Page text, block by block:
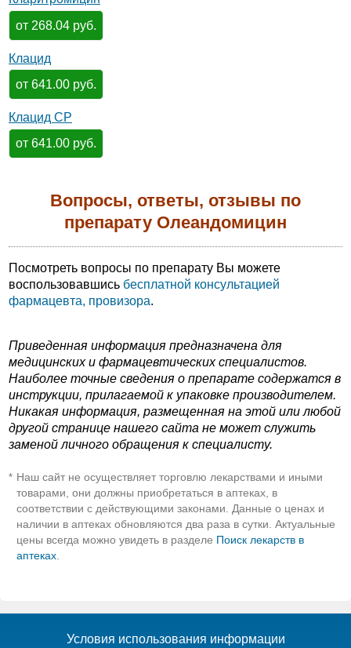
от 268.04 руб.
Клацид
от 641.00 руб.
Клацид СР
от 641.00 руб.
Вопросы, ответы, отзывы по
препарату Олеандомицин
Посмотреть вопросы по препарату Вы можете
воспользовавшись бесплатной консультацией
фармацевта, провизора.
Приведенная информация предназначена для
медицинских и фармацевтических специалистов.
Наиболее точные сведения о препарате содержатся в
инструкции, прилагаемой к упаковке производителем.
Никакая информация, размещенная на этой или любой
другой странице нашего сайта не может служить
заменой личного обращения к специалисту.
* Наш сайт не осуществляет торговлю лекарствами и иными
товарами, они должны приобретаться в аптеках, в
соответствии с действующими законами. Данные о ценах и
наличии в аптеках обновляются два раза в сутки. Актуальные
цены всегда можно увидеть в разделе Поиск лекарств в
аптеках
Условия использования информации